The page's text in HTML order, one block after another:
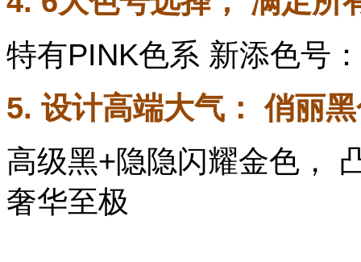
特有PINK色系 新添色号
5. 设计高端大气： 俏丽
高级黑+隐隐闪耀金色，
奢华至极